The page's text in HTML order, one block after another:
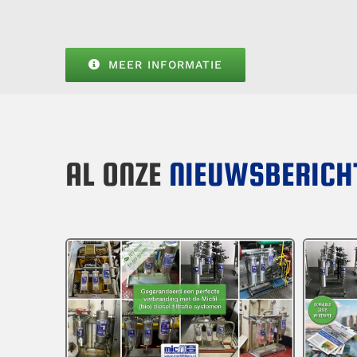
MEER INFORMATIE
AL ONZE